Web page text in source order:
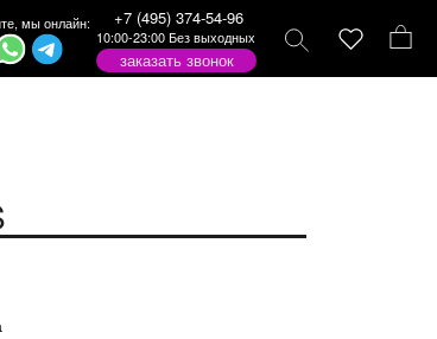
мы онлайн: +7 (495) 374-54-96
10:00-23:00 Без выходных
заказать звонок